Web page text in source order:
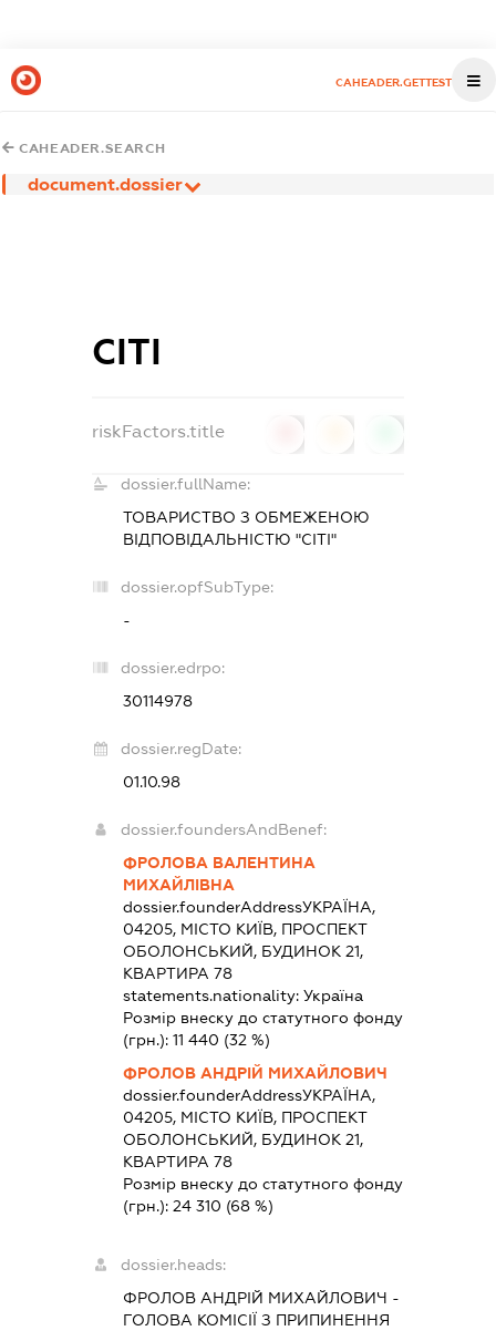
CAHEADER.GETTEST
CAHEADER.SEARCH
document.dossier
СІТІ
riskFactors.title
dossier.fullName:
ТОВАРИСТВО З ОБМЕЖЕНОЮ
ВІДПОВІДАЛЬНІСТЮ "СІТІ"
dossier.opfSubType:
-
dossier.edrpo:
30114978
dossier.regDate:
01.10.98
dossier.foundersAndBenef:
ФРОЛОВА ВАЛЕНТИНА
МИХАЙЛІВНА
dossier.founderAddressУКРАЇНА,
04205, МІСТО КИЇВ, ПРОСПЕКТ
ОБОЛОНСЬКИЙ, БУДИНОК 21,
КВАРТИРА 78
statements.nationality: Україна
Розмір внеску до статутного фонду
(грн.): 11 440 (32 %)
ФРОЛОВ АНДРІЙ МИХАЙЛОВИЧ
dossier.founderAddressУКРАЇНА,
04205, МІСТО КИЇВ, ПРОСПЕКТ
ОБОЛОНСЬКИЙ, БУДИНОК 21,
КВАРТИРА 78
Розмір внеску до статутного фонду
(грн.): 24 310 (68 %)
dossier.heads:
ФРОЛОВ АНДРІЙ МИХАЙЛОВИЧ -
ГОЛОВА КОМІСІЇ З ПРИПИНЕННЯ